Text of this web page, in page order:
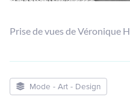
Prise de vues de Véronique
Mode - Art - Design